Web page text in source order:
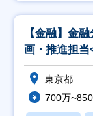
【金融】金
画・推進担当
東京都
700万